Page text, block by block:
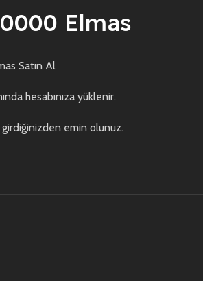
Elmas
Satın Al
hesabınıza yüklenir.
emin olunuz.